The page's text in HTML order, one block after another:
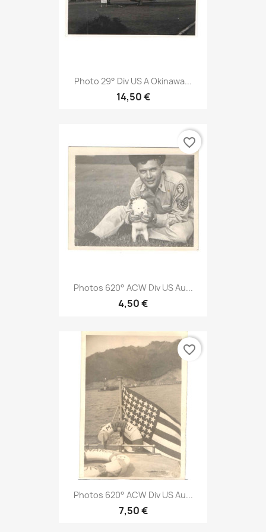
Photo 29° Div US A Okinawa...
14,50 €
Photos 620° ACW Div US Au...
4,50 €
favorite_border
Photos 620° ACW Div US Au...
7,50 €
favorite_border